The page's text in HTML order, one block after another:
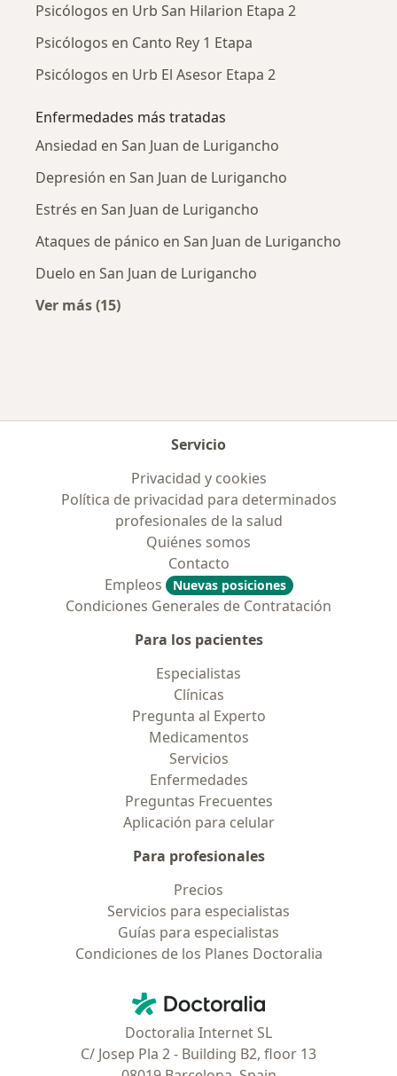
Psicólogos en Urb San Hilarion Etapa 2
Psicólogos en Canto Rey 1 Etapa
Psicólogos en Urb El Asesor Etapa 2
Enfermedades más tratadas
Ansiedad en San Juan de Lurigancho
Depresión en San Juan de Lurigancho
Estrés en San Juan de Lurigancho
Ataques de pánico en San Juan de Lurigancho
Duelo en San Juan de Lurigancho
Ver más (15)
Servicio
Privacidad y cookies
Política de privacidad para determinados
profesionales de la salud
Quiénes somos
Contacto
Empleos
Nuevas posiciones
Condiciones Generales de Contratación
Para los pacientes
Especialistas
Clínicas
Pregunta al Experto
Medicamentos
Servicios
Enfermedades
Preguntas Frecuentes
Aplicación para celular
Para profesionales
Precios
Servicios para especialistas
Guías para especialistas
Condiciones de los Planes Doctoralia
Doctoralia - Página de inicio
Doctoralia Internet SL
C/ Josep Pla 2 - Building B2, floor 13